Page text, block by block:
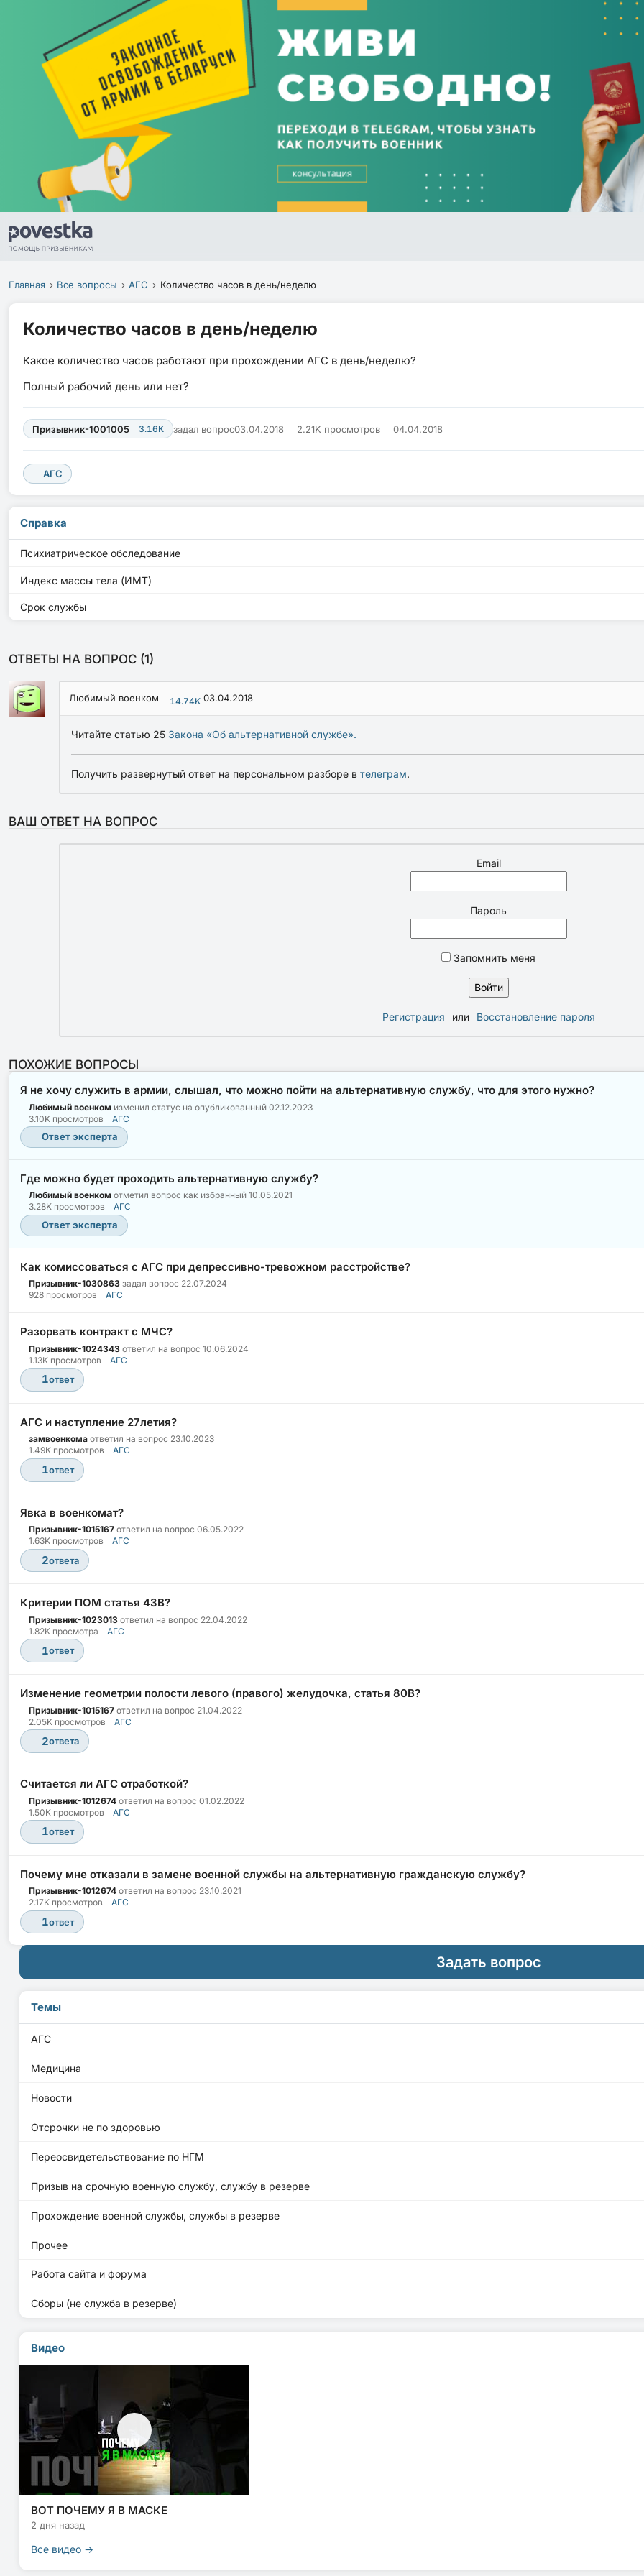
Главная Все вопросы АГС Количество часов в день/неделю
Количество часов в день/неделю
Какое количество часов работают при прохождении АГС в день/неделю?
Полный рабочий день или нет?
Призывник-1001005 3.16K задал вопрос03.04.2018 2.21K просмотров 04.04.2018
АГС
Справка
Психиатрическое обследование
Индекс массы тела (ИМТ)
Срок службы
ОТВЕТЫ НА ВОПРОС (1)
Любимый военком 14.74K 03.04.2018
Читайте статью 25 Закона «Об альтернативной службе».
Получить развернутый ответ на персональном разборе в телеграм.
ВАШ ОТВЕТ НА ВОПРОС
Email
Пароль
Запомнить меня
Регистрация или Восстановление пароля
ПОХОЖИЕ ВОПРОСЫ
Я не хочу служить в армии, слышал, что можно пойти на альтернативную службу, что для этого нужно?
Любимый военком изменил статус на опубликованный 02.12.2023
3.10K просмотров
АГС
Ответ эксперта
Где можно будет проходить альтернативную службу?
Любимый военком отметил вопрос как избранный 10.05.2021
3.28K просмотров
АГС
Ответ эксперта
Как комиссоваться с АГС при депрессивно-тревожном расстройстве?
Призывник-1030863 задал вопрос 22.07.2024
928 просмотров
АГС
Разорвать контракт с МЧС?
Призывник-1024343 ответил на вопрос 10.06.2024
1.13K просмотров
АГС
1ответ
АГС и наступление 27летия?
замвоенкома ответил на вопрос 23.10.2023
1.49K просмотров
АГС
1ответ
Явка в военкомат?
Призывник-1015167 ответил на вопрос 06.05.2022
1.63K просмотров
АГС
2ответа
Критерии ПОМ статья 43В?
Призывник-1023013 ответил на вопрос 22.04.2022
1.82K просмотра
АГС
1ответ
Изменение геометрии полости левого (правого) желудочка, статья 80В?
Призывник-1015167 ответил на вопрос 21.04.2022
2.05K просмотров
АГС
2ответа
Считается ли АГС отработкой?
Призывник-1012674 ответил на вопрос 01.02.2022
1.50K просмотров
АГС
1ответ
Почему мне отказали в замене военной службы на альтернативную гражданскую службу?
Призывник-1012674 ответил на вопрос 23.10.2021
2.17K просмотров
АГС
1ответ
Задать вопрос
Темы
АГС
Медицина
Новости
Отсрочки не по здоровью
Переосвидетельствование по НГМ
Призыв на срочную военную службу, службу в резерве
Прохождение военной службы, службы в резерве
Прочее
Работа сайта и форума
Сборы (не служба в резерве)
Видео
ВОТ ПОЧЕМУ Я В МАСКЕ
2 дня назад
Все видео →